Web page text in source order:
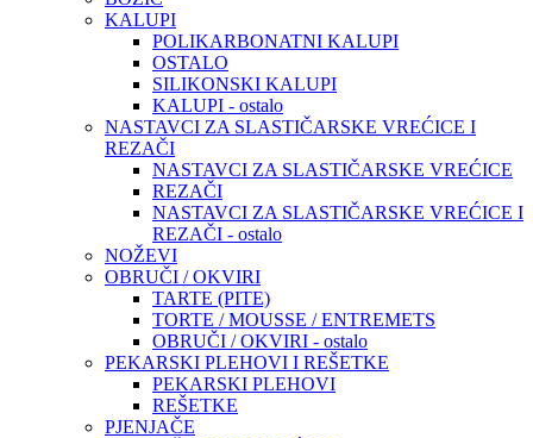
KALUPI
POLIKARBONATNI KALUPI
OSTALO
SILIKONSKI KALUPI
KALUPI - ostalo
NASTAVCI ZA SLASTIČARSKE VREĆICE I
REZAČI
NASTAVCI ZA SLASTIČARSKE VREĆICE
REZAČI
NASTAVCI ZA SLASTIČARSKE VREĆICE I
REZAČI - ostalo
NOŽEVI
OBRUČI / OKVIRI
TARTE (PITE)
TORTE / MOUSSE / ENTREMETS
OBRUČI / OKVIRI - ostalo
PEKARSKI PLEHOVI I REŠETKE
PEKARSKI PLEHOVI
REŠETKE
PJENJAČE